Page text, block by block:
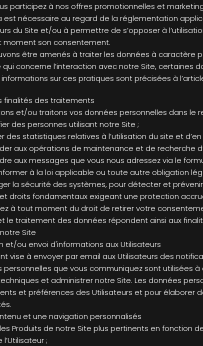
participez à nos offres promotionnelles et
est nécessaire au regard de la réglementation
du Site et/ou à permettre de s’opposer à
moment son consentement.
être amenés à traiter les données à caractère
qui concerne l’interaction avec notre Site,
sur ces pratiques sont précisées à
finalités des traitements
et/ou traitons vos données personnelles dans le
des personnes utilisant notre Site ;
des statistiques relatives à l’utilisation du site et
aux opérations de maintenance et de recherche
aux messages que vous nous adressez via le
à la loi applicable ou toute autre obligation
la sécurité des systèmes, pour détecter et
droits fondamentaux exigeant une protection
à tout moment du droit de retirer votre
le traitement des données répondent ainsi aux
Site
et/ou envoi d'informations aux Utilisateurs
vise à envoyer par email aux Utilisateurs des
personnelles que vous communiquez sont
et administrer notre Site. Les données
et préférences des Utilisateurs et pour élaborer
et une navigation personnalisés
Produits de notre Site plus pertinents en fonction
;